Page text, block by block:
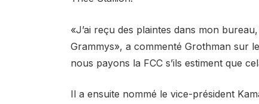
«J’ai reçu des plaintes dans mon
Grammys», a commenté Grothman sur
nous payons la FCC s’ils estiment que
Il a ensuite nommé le vice-président